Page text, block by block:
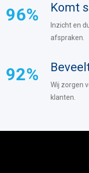
96% Komt
Inzicht en
afspraken.
92%
Wij zorgen
klanten.